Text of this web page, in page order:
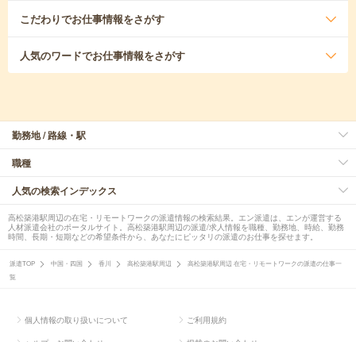
こだわりでお仕事情報をさがす
人気のワードでお仕事情報をさがす
勤務地 / 路線・駅
職種
人気の検索インデックス
高松築港駅周辺の在宅・リモートワークの派遣情報の検索結果。エン派遣は、エンが運営する
人材派遣会社のポータルサイト。高松築港駅周辺の派遣/求人情報を職種、勤務地、時給、勤務
時間、長期・短期などの希望条件から、あなたにピッタリの派遣のお仕事を探せます。
派遣TOP 中国・四国 香川 高松築港駅周辺
高松築港駅周辺 在宅・リモートワークの派遣の仕事一
覧
個人情報の取り扱いについて ご利用規約